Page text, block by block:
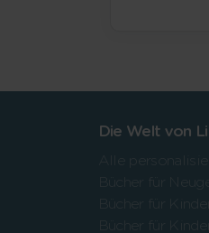
Die Welt von